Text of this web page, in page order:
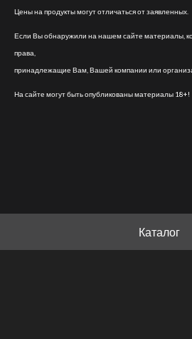
Цены на продукты могут отличаться от заявленных.
Если Вы обнаружили на нашем сайте материалы,
права,
принадлежащие Вам, Вашей компании или
На сайте могут быть опубликованы материалы 18+!
Каталог